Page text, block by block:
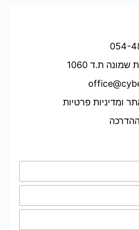
ת.ד 1060
ומדיניות פרטיות